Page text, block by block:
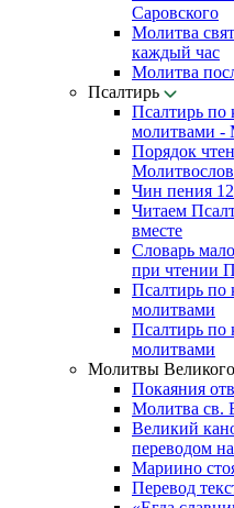
Саровского
Молитва
каждый час
Молитва
Псалтирь
Псалтирь по
молитвами -
Порядок
Молитвослов
Чин пения
Читаем
вместе
Словарь
при чтении
Псалтирь по
молитвами
Псалтирь по
молитвами
Молитвы Великого
Покаяния
Молитва св.
Великий
переводом
Мариино
Перевод